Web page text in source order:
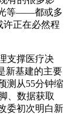
等——都或多
许正在必然程
支撑医疗决
新基建的主要
测从55分钟缩
、数据获取
委初次明白新